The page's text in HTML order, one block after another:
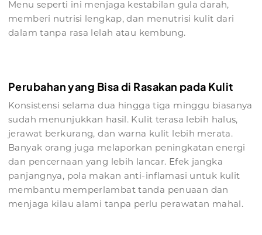
Menu seperti ini menjaga kestabilan gula darah,
memberi nutrisi lengkap, dan menutrisi kulit dari
dalam tanpa rasa lelah atau kembung.
Perubahan yang Bisa di Rasakan pada Kulit
Konsistensi selama dua hingga tiga minggu biasanya
sudah menunjukkan hasil. Kulit terasa lebih halus,
jerawat berkurang, dan warna kulit lebih merata.
Banyak orang juga melaporkan peningkatan energi
dan pencernaan yang lebih lancar. Efek jangka
panjangnya, pola makan anti-inflamasi untuk kulit
membantu memperlambat tanda penuaan dan
menjaga kilau alami tanpa perlu perawatan mahal.